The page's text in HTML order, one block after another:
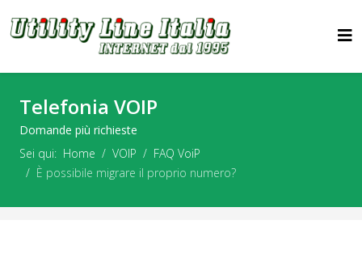
Telefonia VOIP
Domande più richieste
Sei qui: Home VOIP
FAQ VoiP
È possibile migrare il proprio numero?